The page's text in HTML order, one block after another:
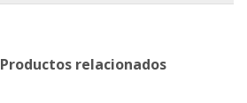
Productos relacionados